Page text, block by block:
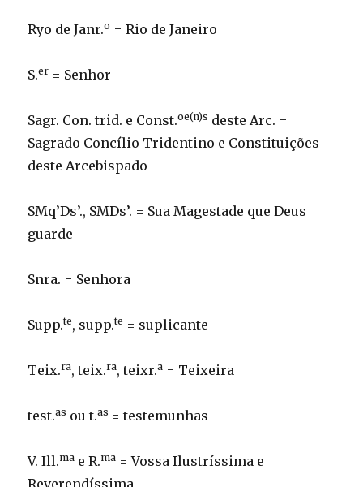
Ryo de Janr.o = Rio de Janeiro
S.er = Senhor
Sagr. Con. trid. e Const.oe(n)s deste Arc. =
Sagrado Concílio Tridentino e Constituições
deste Arcebispado
SMq’Ds’., SMDs’. = Sua Magestade que Deus
guarde
Snra. = Senhora
Supp.te, supp.te = suplicante
Teix.ra, teix.ra, teixr.a = Teixeira
test.as ou t.as = testemunhas
V. Ill.ma e R.ma = Vossa Ilustríssima e
Reverendíssima